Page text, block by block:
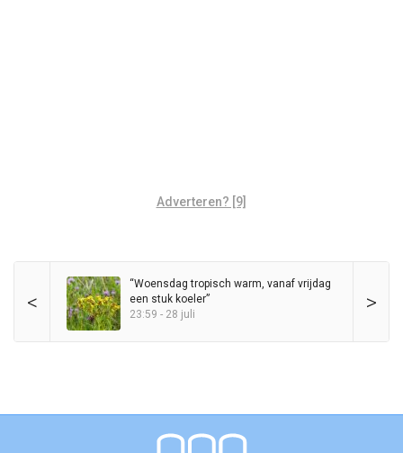
Adverteren? [9]
< >
“Woensdag tropisch warm, vanaf vrijdag
een stuk koeler”
23:59 - 28 juli